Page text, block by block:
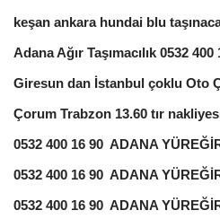
keşan ankara hundai blu
Adana Ağır Taşımacılık 0532 400
Giresun dan İstanbul çoklu Oto
Çorum Trabzon 13.60 tır
0532 400 16 90 ADANA
0532 400 16 90 ADANA
0532 400 16 90 ADANA